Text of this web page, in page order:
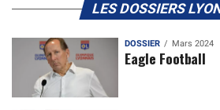
LES DOSSIERS
DOSSIER Mars 2024
Eagle Football